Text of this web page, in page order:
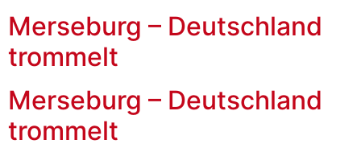
Merseburg – Deutschland
trommelt
Merseburg – Deutschland
trommelt